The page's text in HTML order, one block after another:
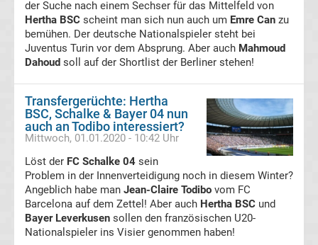
Transfergerüchte
Eintracht
Frankfurt
Transfergerüchte
Energie
Cottbus
Transfergerüchte
der Suche nach einem Sechser für das Mittelfeld von
Hertha BSC scheint man sich nun auch um Emre Can zu
bemühen. Der deutsche Nationalspieler steht bei
Juventus Turin vor dem Absprung. Aber auch Mahmoud
Dahoud soll auf der Shortlist der Berliner stehen!
Transfergerüchte: Hertha
BSC, Schalke & Bayer 04 nun
auch an Todibo interessiert?
Mittwoch, 01.01.2020 - 10:42 Uhr
Löst der FC Schalke 04 sein
Problem in der Innenverteidigung noch in diesem Winter?
Angeblich habe man Jean-Claire Todibo vom FC
Barcelona auf dem Zettel! Aber auch Hertha BSC und
Bayer Leverkusen sollen den französischen U20-
Nationalspieler ins Visier genommen haben!